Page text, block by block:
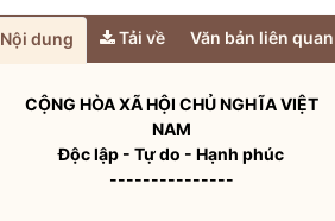
Nội dung Tải về Văn bản liên quan
CỘNG HÒA XÃ HỘI CHỦ NGHĨA VIỆT
NAM
Độc lập - Tự do - Hạnh phúc
---------------